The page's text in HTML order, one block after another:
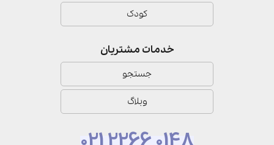
کودک
خدمات مشتریان
جستجو
وبلاگ